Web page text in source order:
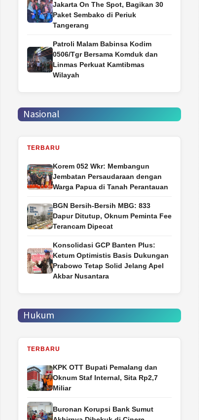
Jakarta On The Spot, Bagikan 30
Paket Sembako di Periuk
Tangerang
Patroli Malam Babinsa Kodim
0506/Tgr Bersama Komduk dan
Linmas Perkuat Kamtibmas
Wilayah
Nasional
TERBARU
Korem 052 Wkr: Membangun
Jembatan Persaudaraan dengan
Warga Papua di Tanah Perantauan
BGN Bersih-Bersih MBG: 833
Dapur Ditutup, Oknum Peminta Fee
Terancam Dipecat
Konsolidasi GCP Banten Plus:
Ketum Optimistis Basis Dukungan
Prabowo Tetap Solid Jelang Apel
Akbar Nusantara
Hukum
TERBARU
‎KPK OTT Bupati Pemalang dan
Oknum Staf Internal, Sita Rp2,7
Miliar
Buronan Korupsi Bank Sumut